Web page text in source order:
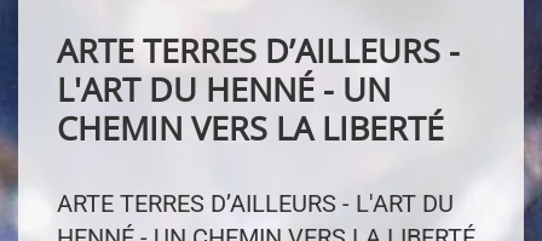
ARTE TERRES D’AILLEURS -
L'ART DU HENNÉ - UN
CHEMIN VERS LA LIBERTÉ
ARTE TERRES D’AILLEURS - L'ART DU